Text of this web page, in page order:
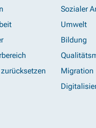
Sozialer
Umwelt
Bildung
Migration